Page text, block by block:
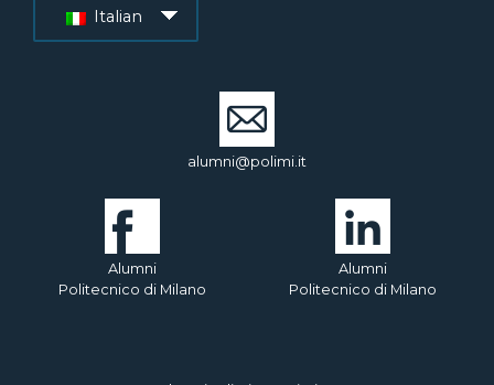
Italian
alumni@polimi.it
Alumni
Politecnico di Milano
Alumni
Politecnico di Milano